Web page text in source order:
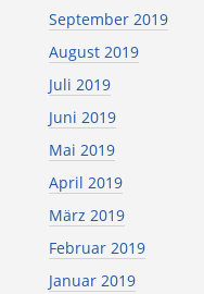
September 2019
August 2019
Juli 2019
Juni 2019
Mai 2019
April 2019
März 2019
Februar 2019
Januar 2019